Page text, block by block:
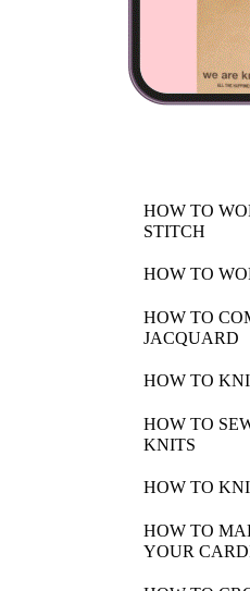
HOW TO
STITCH
HOW TO
HOW TO
JACQUARD
HOW TO
HOW TO
KNITS
HOW TO
HOW TO
YOUR